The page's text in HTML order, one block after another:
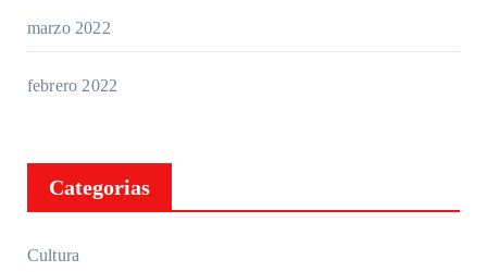
marzo 2022
febrero 2022
Categorias
Cultura